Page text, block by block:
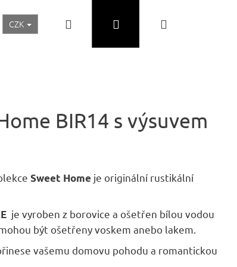
a inspirace Akční ceny Nábytek Skladem
CZK Přihlášení
BIR14 s výsuvem
Sweet Home je originální rustikální
je vyroben z borovice a ošetřen bílou vodou
být ošetřeny voskem anebo lakem.
vašemu domovu pohodu a romantickou